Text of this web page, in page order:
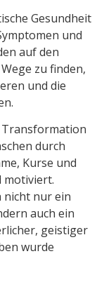
Gesundheit
und
auf den
zu finden,
und die
Transformation
durch
Kurse und
nicht nur ein
auch ein
geistiger
wurde